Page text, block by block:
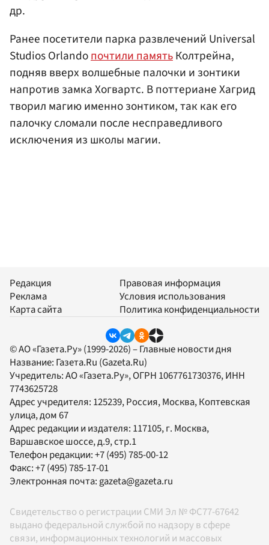
др.
Ранее посетители парка развлечений Universal
Studios Orlandoпочтили памятьКолтрейна,
подняв вверх волшебные палочки и зонтики
напротив замка Хогвартс. В поттериане Хагрид
творил магию именно зонтиком, так как его
палочку сломали после несправедливого
исключения из школы магии.
Редакция
Реклама
Карта сайта
Правовая информация
Условия использования
Политика конфиденциальности
© АО «Газета.Ру» (1999-2026) – Главные новости дня
Название: Газета.Ru (Gazeta.Ru)
Учредитель:АО «Газета.Ру», ОГРН 1067761730376, ИНН
7743625728
Адрес учредителя: 125239, Россия, Москва, Коптевская
улица, дом 67
Адрес редакции и издателя: 117105, г. Москва,
Варшавское шоссе, д.9, стр.1
Телефон редакции:+7 (495) 785-00-12
Факс:+7 (495) 785-17-01
Электронная почта:gazeta@gazeta.ru
Свидетельство о регистрации СМИ Эл № ФС77-67642
выдано федеральной службой по надзору в сфере
связи, информационных технологий и массовых